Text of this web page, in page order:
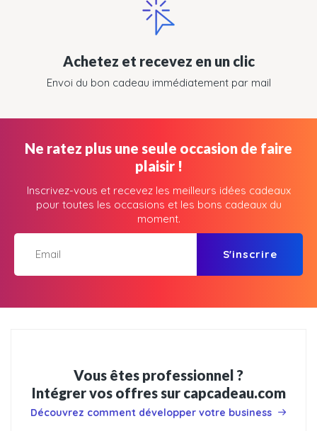
Achetez et recevez en un clic
Envoi du bon cadeau immédiatement par mail
Ne ratez plus une seule occasion de faire
plaisir !
Inscrivez-vous et recevez les meilleurs idées cadeaux
pour toutes les occasions et les bons cadeaux du
moment.
S'inscrire
Vous êtes professionnel ?
Intégrer vos offres sur capcadeau.com
Découvrez comment développer votre business